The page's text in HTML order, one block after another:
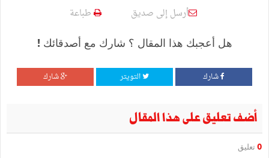
أرسل إلى صديق طباعة
هل أعجبك هذا المقال ؟ شارك مع أصدقائك !
شارك التويتر شارك
أضف تعليق على هذا المقال
0 تعليق